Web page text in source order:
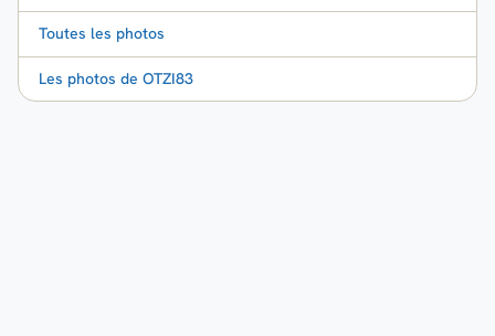
Toutes les photos
Les photos de OTZI83